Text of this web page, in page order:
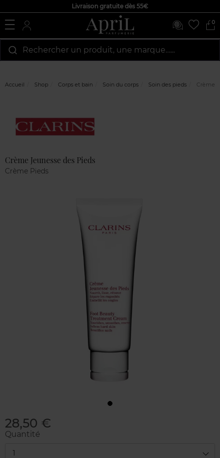
Livraison gratuite dès 55€
0
Rechercher un produit, une marque…...
Accueil Shop Corps et bain Soin du corps Soin des pieds Crème
Crème Jeunesse des Pieds
Crème Pieds
28,50 €
Quantité
1